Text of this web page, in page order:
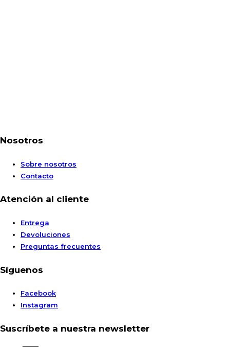
Nosotros
Sobre nosotros
Contacto
Atención al cliente
Entrega
Devoluciones
Preguntas frecuentes
Síguenos
Facebook
Instagram
Suscríbete a nuestra newsletter